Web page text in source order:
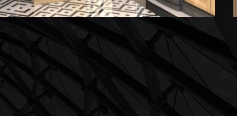
Devam Eden Proje 2
Devam Eden